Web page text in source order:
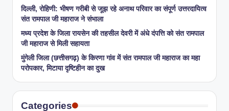
दिल्ली, रोहिणी: भीषण गरीबी से जूझ रहे अनाथ परिवार का संपूर्ण उत्तरदायित्व
संत रामपाल जी महाराज ने संभाला
मध्य प्रदेश के जिला रायसेन की तहसील देवरी में अंधे दंपत्ति को संत रामपाल
जी महाराज से मिली सहायता
​मुंगेली जिला (छत्तीसगढ़) के किरणा गांव में संत रामपाल जी महाराज का महा
परोपकार, मिटाया दृष्टिहीन का दुख
Categories